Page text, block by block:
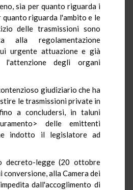
sia per quanto riguarda i
quanto riguarda l'ambito e le
delle trasmissioni sono
alla regolamentazione
urgente attuazione e già
l'attenzione degli organi
giudiziario che ha
le trasmissioni private in
fino a concludersi, in taluni
delle emittenti
indotto il legislatore ad
decreto-legge (20 ottobre
conversione, alla Camera dei
dall'accoglimento di